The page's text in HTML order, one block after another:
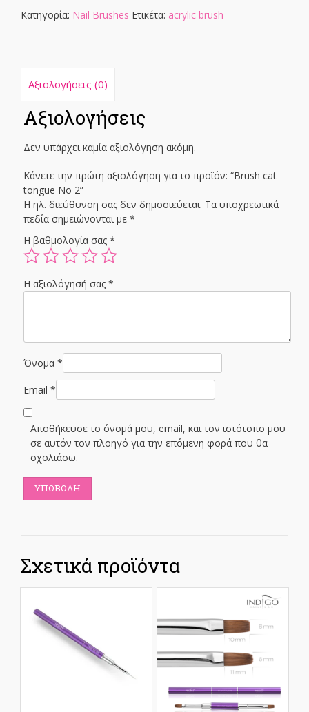
2
Κατηγορία: Nail Brushes Ετικέτα: acrylic brush
Αξιολογήσεις (0)
Αξιολογήσεις
Δεν υπάρχει καμία αξιολόγηση ακόμη.
Κάνετε την πρώτη αξιολόγηση για το προϊόν: “Brush cat
tongue No 2”
Η ηλ. διεύθυνση σας δεν δημοσιεύεται. Τα υποχρεωτικά
πεδία σημειώνονται με *
Η βαθμολογία σας *
Η αξιολόγησή σας *
Όνομα *
Email *
Αποθήκευσε το όνομά μου, email, και τον ιστότοπο μου
σε αυτόν τον πλοηγό για την επόμενη φορά που θα
σχολιάσω.
Σχετικά προϊόντα